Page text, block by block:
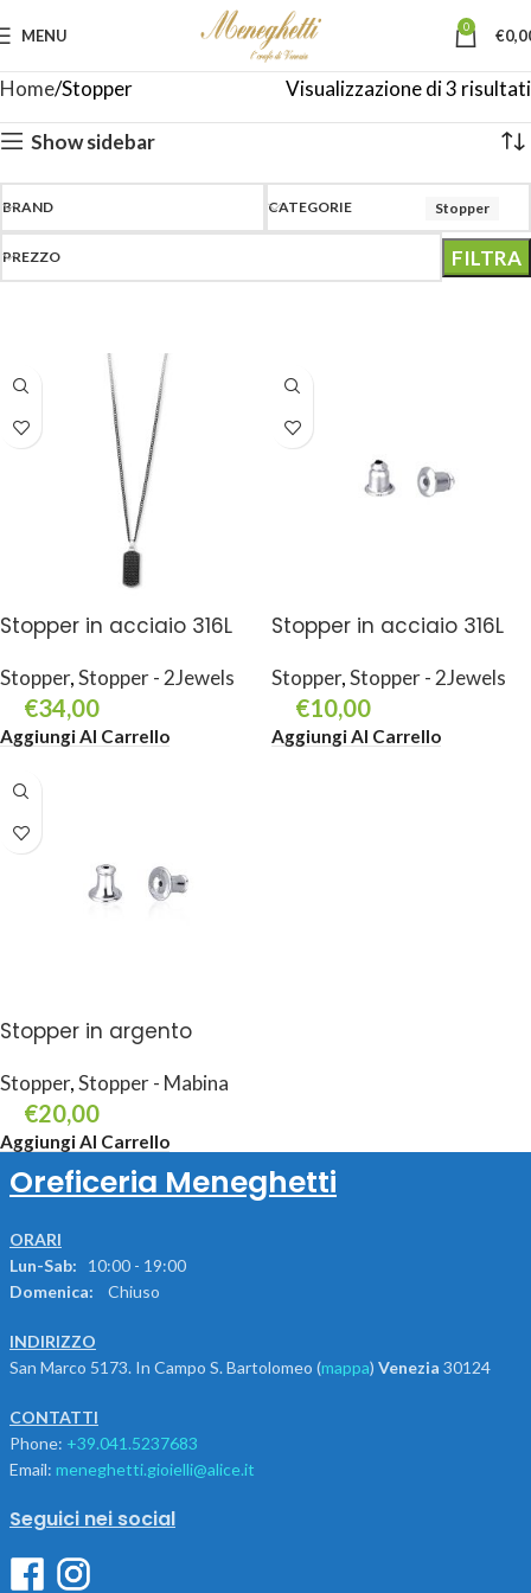
MENU 0 €
Home Stopper Visualizzazione di 3 risultati
Show sidebar
BRAND CATEGORIE Stopper
PREZZO FILTRA
Stopper in acciaio 316L
Stopper,Stopper - 2Jewels
€34,00
Aggiungi Al Carrello
Stopper in acciaio 316L
Stopper,Stopper - 2Jewels
€10,00
Aggiungi Al Carrello
Stopper in argento
Stopper,Stopper - Mabina
€20,00
Aggiungi Al Carrello
Oreficeria Meneghetti
ORARI
Lun-Sab: 10:00 - 19:00
Domenica:
Chiuso
INDIRIZZO
San Marco 5173. In Campo S. Bartolomeo (mappa) Venezia 30124
CONTATTI
Phone: +39.041.5237683
Email: meneghetti.gioielli@alice.it
Seguici nei social